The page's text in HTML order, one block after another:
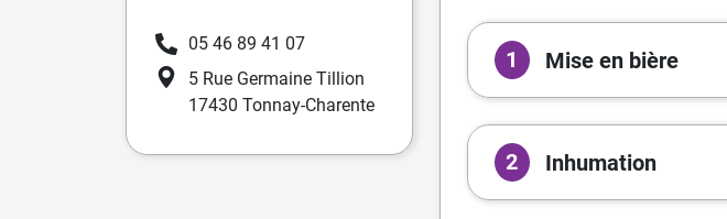
05 46 89 41 07
5 Rue Germaine Tillion
17430 Tonnay-Charente
1 Mise en bière
2 Inhumation